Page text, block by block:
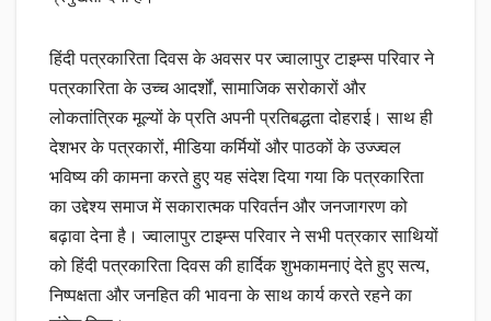
हिंदी पत्रकारिता दिवस के अवसर पर ज्वालापुर टाइम्स परिवार ने
पत्रकारिता के उच्च आदर्शों, सामाजिक सरोकारों और
लोकतांत्रिक मूल्यों के प्रति अपनी प्रतिबद्धता दोहराई। साथ ही
देशभर के पत्रकारों, मीडिया कर्मियों और पाठकों के उज्ज्वल
भविष्य की कामना करते हुए यह संदेश दिया गया कि पत्रकारिता
का उद्देश्य समाज में सकारात्मक परिवर्तन और जनजागरण को
बढ़ावा देना है। ज्वालापुर टाइम्स परिवार ने सभी पत्रकार साथियों
को हिंदी पत्रकारिता दिवस की हार्दिक शुभकामनाएं देते हुए सत्य,
निष्पक्षता और जनहित की भावना के साथ कार्य करते रहने का